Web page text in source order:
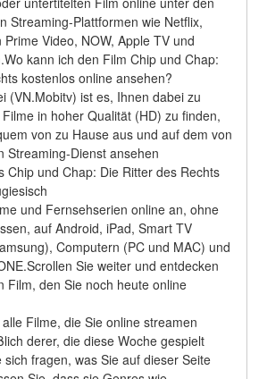
Streaming-Plattformen wie Netflix,
Prime Video, NOW, Apple TV und
kann ich den Film Chip und Chap:
kostenlos online ansehen?
(VN.Mobitv) ist es, Ihnen dabei zu
in hoher Qualität (HD) zu finden,
von zu Hause aus und auf dem von
Streaming-Dienst ansehen
Chip und Chap: Die Ritter des Rechts
und Fernsehserien online an, ohne
auf Android, iPad, Smart TV
Computern (PC und MAC) und
Sie weiter und entdecken
Film, den Sie noch heute online
Filme, die Sie online streamen
derer, die diese Woche gespielt
sich fragen, was Sie auf dieser Seite